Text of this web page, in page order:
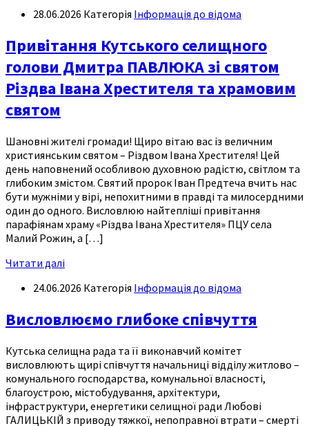
28.06.2026 Категорія Інформація до відома
Привітання Кутського селищного
голови Дмитра ПАВЛЮКА зі святом
Різдва Івана Хрестителя та храмовим
святом
Шановні жителі громади! Щиро вітаю вас із величним
християнським святом – Різдвом Івана Хрестителя! Цей
день наповнений особливою духовною радістю, світлом та
глибоким змістом. Святий пророк Іван Предтеча вчить нас
бути мужніми у вірі, непохитними в правді та милосердними
один до одного. Висловлюю найтепліші привітання
парафіянам храму «Різдва Івана Хрестителя» ПЦУ села
Малий Рожин, а […]
Читати далі
24.06.2026 Категорія Інформація до відома
Висловлюємо глибоке співчуття
Кутська селищна рада та її виконавчий комітет
висловлюють щирі співчуття начальниці відділу житлово –
комунального господарства, комунальної власності,
благоустрою, містобудування, архітектури,
інфраструктури, енергетики селищної ради Любові
ГАЛИЦЬКІЙ з приводу тяжкої, непоправної втрати – смерті